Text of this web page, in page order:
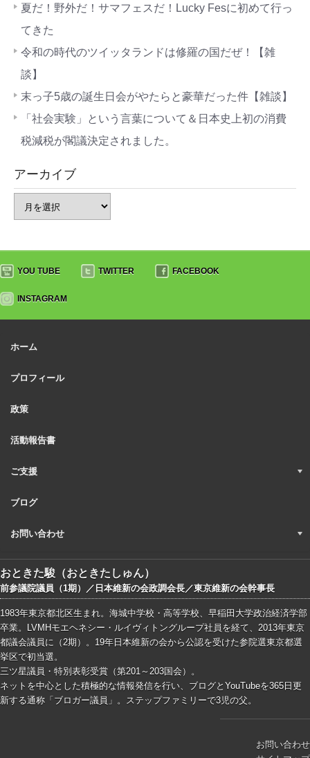
夏だ！野外だ！サマフェスだ！Lucky Fesに初めて行っ
てきた
令和の時代のツイッタランドは修羅の国だぜ！【雑
談】
末っ子5歳の誕生日会がやたらと豪華だった件【雑談】
「社会実験」という言葉について＆日本史上初の消費
税減税が閣議決定されました。
アーカイブ
YOU TUBE TWITTER FACEBOOK
INSTAGRAM
ホーム
プロフィール
政策
活動報告書
ご支援
ブログ
お問い合わせ
おときた駿（おときたしゅん）
前参議院議員（1期）／日本維新の会政調会長／東京維新の会幹事長
1983年東京都北区生まれ。海城中学校・高等学校、早稲田大学政治経済学部
卒業。LVMHモエヘネシー・ルイヴィトングループ社員を経て、2013年東京
都議会議員に（2期）。19年日本維新の会から公認を受けた参院選東京都選
挙区で初当選。
三ツ星議員・特別表彰受賞（第201～203国会）。
ネットを中心とした積極的な情報発信を行い、ブログとYouTubeを365日更
新する通称「ブロガー議員」。ステップファミリーで3児の父。
お問い合わせ